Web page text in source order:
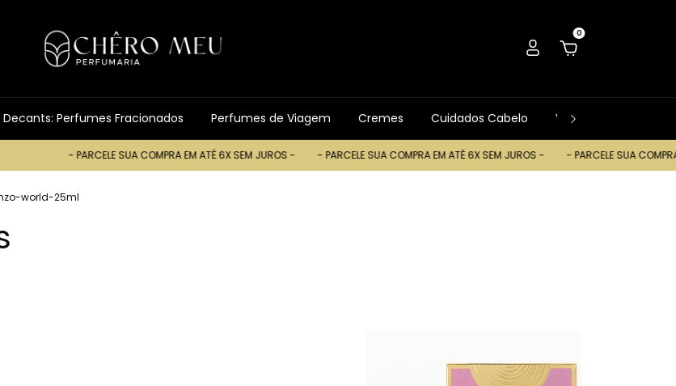
0
Decants: Perfumes Fracionados Perfumes de Viagem Cremes Cuidados Cabelo Ver Tudo
- PARCELE SUA COMPRA EM ATÉ 6X SEM JUROS - - PARCELE SUA COMPRA EM ATÉ 6X SEM JUROS - - PARCELE SUA COMPRA EM ATÉ 6X
world-25ml